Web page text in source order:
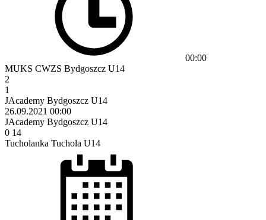
00:00
MUKS CWZS Bydgoszcz U14
2
1
JAcademy Bydgoszcz U14
26.09.2021 00:00
JAcademy Bydgoszcz U14
0 14
Tucholanka Tuchola U14